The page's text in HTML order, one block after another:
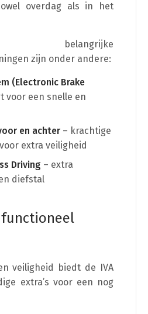
overdag als in het
zijn onder andere:
(Electronic Brake
voor een snelle en
en achter – krachtige
extra veiligheid
Driving – extra
diefstal
functioneel
veiligheid biedt de IVA
extra’s voor een nog